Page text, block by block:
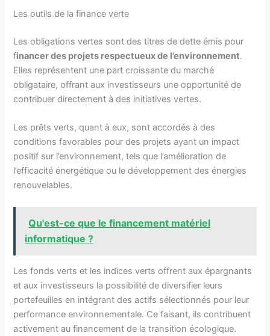
Les outils de la finance verte
Les obligations vertes sont des titres de dette émis pour
financer des projets respectueux de l’environnement.
Elles représentent une part croissante du marché
obligataire, offrant aux investisseurs une opportunité de
contribuer directement à des initiatives vertes.
Les prêts verts, quant à eux, sont accordés à des
conditions favorables pour des projets ayant un impact
positif sur l’environnement, tels que l’amélioration de
l’efficacité énergétique ou le développement des énergies
renouvelables.
Qu'est-ce que le financement matériel
informatique ?
Les fonds verts et les indices verts offrent aux épargnants
et aux investisseurs la possibilité de diversifier leurs
portefeuilles en intégrant des actifs sélectionnés pour leur
performance environnementale. Ce faisant, ils contribuent
activement au financement de la transition écologique.